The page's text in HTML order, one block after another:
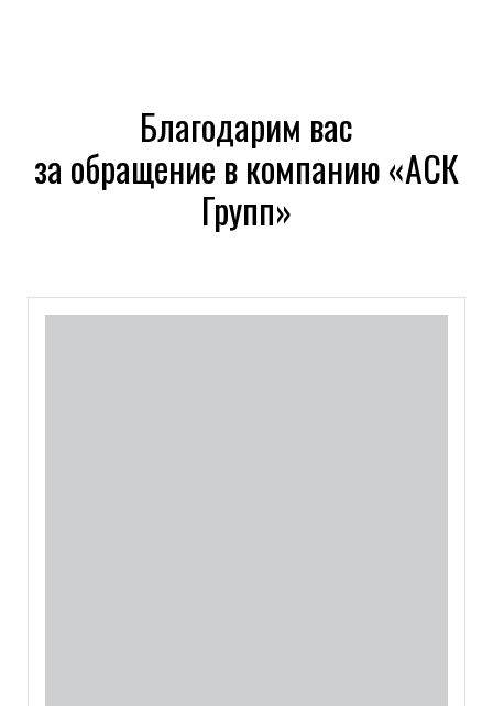
Благодарим вас
за обращение в компанию«АСК
Групп»